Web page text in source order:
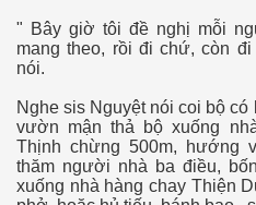
" Bây giờ tôi đề nghị mỗi
mang theo, rồi đi chứ, còn
nói.
Nghe sis Nguyệt nói coi bộ
vườn mận thả bộ xuống
Thịnh chừng 500m, hướng
thăm người nhà ba điều,
xuống nhà hàng chay Thiện